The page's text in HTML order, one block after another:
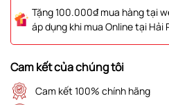
Tặng 100.000₫ mua hàng tại
áp dụng khi mua Online tại Hải
Cam kết của chúng tôi
Cam kết 100% chính hãng